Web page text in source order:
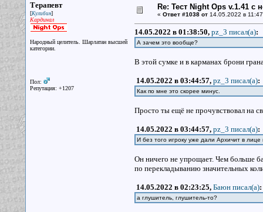
Терапевт
[Кулибин]
Кардинал
Народный целитель. Шарлатан высшей
категории.
Пол:
Репутация: +1207
Re: Тест Night Ops v.1.41 с
« Ответ #1038 от14.05.2022 в
14.05.2022 в 01:38:50, pz_3 писал(a):
А зачем это вообще?
В этой сумке и в карманах брони
14.05.2022 в 03:44:57, pz_3 писал(a):
Как по мне это скорее минус.
Просто ты ещё не прочувствовал на
14.05.2022 в 03:44:57, pz_3 писал(a):
И без того игроку уже дали Архичит в
Он ничего не упрощает. Чем больше
по перекладыванию значительных
14.05.2022 в 02:23:25, Баюн писал(a):
а глушитель, глушитель-то?